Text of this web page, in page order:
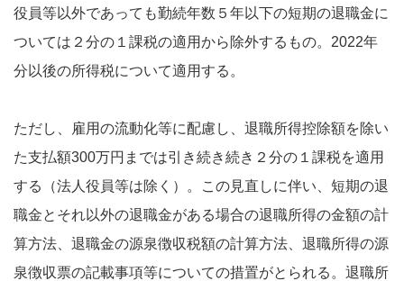
役員等以外であっても勤続年数５年以下の短期の退職金に
ついては２分の１課税の適用から除外するもの。2022年
分以後の所得税について適用する。
ただし、雇用の流動化等に配慮し、退職所得控除額を除い
た支払額300万円までは引き続き続き２分の１課税を適用
する（法人役員等は除く）。この見直しに伴い、短期の退
職金とそれ以外の退職金がある場合の退職所得の金額の計
算方法、退職金の源泉徴収税額の計算方法、退職所得の源
泉徴収票の記載事項等についての措置がとられる。退職所